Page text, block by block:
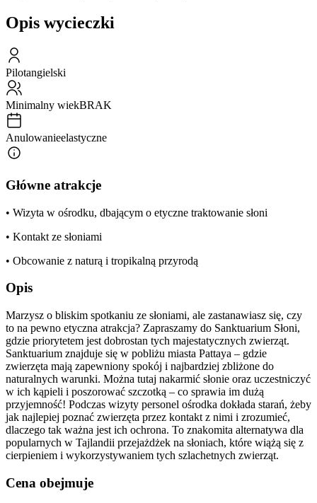
Opis wycieczki
Pilotangielski
Minimalny wiekBRAK
Anulowanieelastyczne
Główne atrakcje
• Wizyta w ośrodku, dbającym o etyczne traktowanie słoni
• Kontakt ze słoniami
• Obcowanie z naturą i tropikalną przyrodą
Opis
Marzysz o bliskim spotkaniu ze słoniami, ale zastanawiasz się, czy
to na pewno etyczna atrakcja? Zapraszamy do Sanktuarium Słoni,
gdzie priorytetem jest dobrostan tych majestatycznych zwierząt.
Sanktuarium znajduje się w pobliżu miasta Pattaya – gdzie
zwierzęta mają zapewniony spokój i najbardziej zbliżone do
naturalnych warunki. Można tutaj nakarmić słonie oraz uczestniczyć
w ich kąpieli i poszorować szczotką – co sprawia im dużą
przyjemność! Podczas wizyty personel ośrodka dokłada starań, żeby
jak najlepiej poznać zwierzęta przez kontakt z nimi i zrozumieć,
dlaczego tak ważna jest ich ochrona. To znakomita alternatywa dla
popularnych w Tajlandii przejażdżek na słoniach, które wiążą się z
cierpieniem i wykorzystywaniem tych szlachetnych zwierząt.
Cena obejmuje